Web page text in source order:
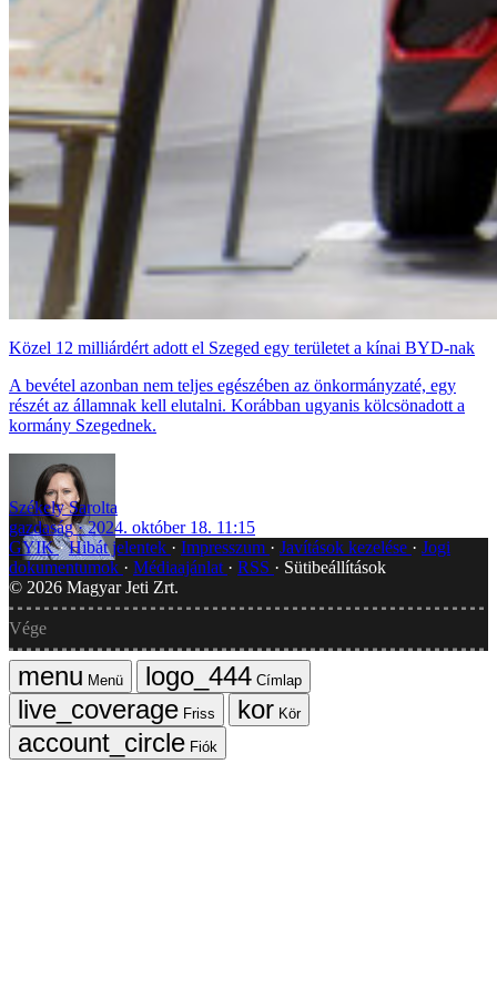
Közel 12 milliárdért adott el Szeged egy területet a kínai BYD-nak
A bevétel azonban nem teljes egészében az önkormányzaté, egy
részét az államnak kell elutalni. Korábban ugyanis kölcsönadott a
kormány Szegednek.
Székely Sarolta
gazdaság
2024. október 18. 11:15
GYIK Hibát jelentek Impresszum Javítások kezelése
Jogi
dokumentumok
Médiaajánlat RSS
Sütibeállítások
© 2026 Magyar Jeti Zrt.
Vége
Menü
Címlap
Friss
Kör
Fiók